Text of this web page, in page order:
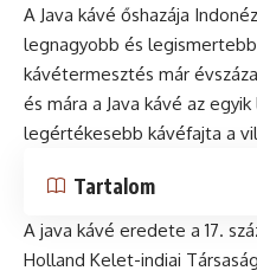
A Java kávé őshazája
legnagyobb és
kávétermesztés már
és mára a Java kávé az
legértékesebb kávéfajta a
Tartalom
A java kávé eredete a 17.
Holland Kelet-indiai